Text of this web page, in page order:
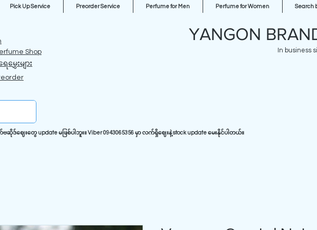
Pick Up Service Preorder Service Perfume for Men Perfume for Women Search
Shop
မွှေးများ
YANGON
In business
းတွေ update မဖြစ်ပါဘူး။ Viber 0943065356 မှာ လက်ရှိဈေးနဲ့ stock update မေးနိုင်ပါတယ်။